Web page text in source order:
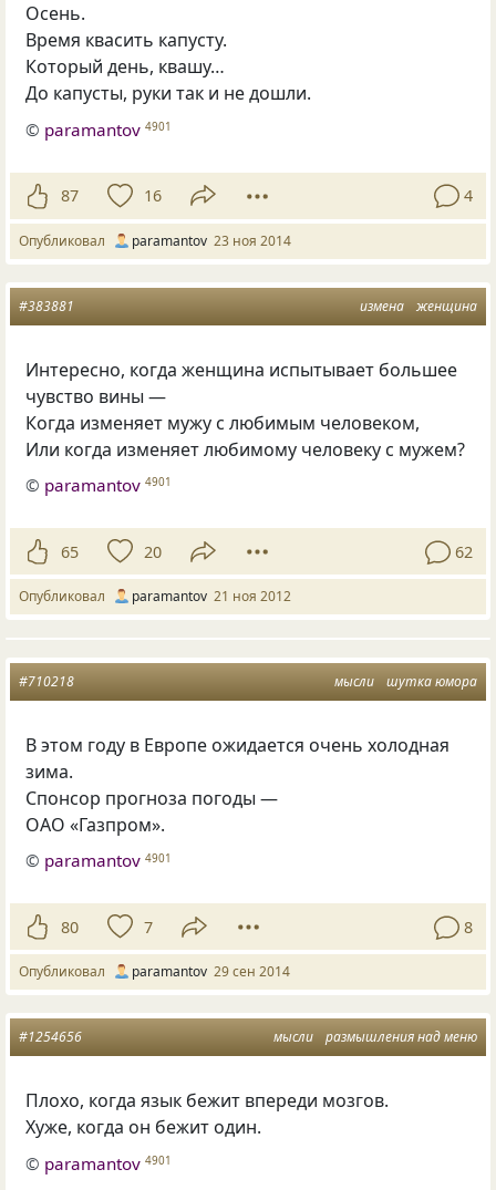
Осень.
Время квасить капусту.
Который день, квашу…
До капусты, руки так и не дошли.
© paramantov 4901
87 16 4
Опубликовал paramantov 23 ноя 2014
измена женщина
#383881
Интересно, когда женщина испытывает большее
чувство вины —
Когда изменяет мужу с любимым человеком,
Или когда изменяет любимому человеку с мужем?
© paramantov 4901
65 20 62
Опубликовал paramantov 21 ноя 2012
мысли шутка юмора
#710218
В этом году в Европе ожидается очень холодная
зима.
Спонсор прогноза погоды —
ОАО «Газпром».
© paramantov 4901
80 7 8
Опубликовал paramantov 29 сен 2014
мысли размышления над меню
#1254656
Плохо, когда язык бежит впереди мозгов.
Хуже, когда он бежит один.
© paramantov 4901